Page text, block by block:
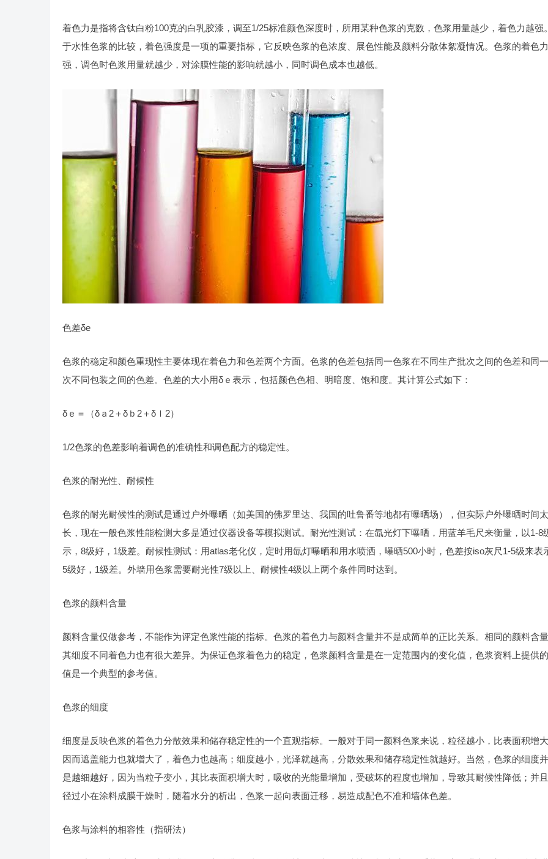
着色力是指将含钛白粉100克的白乳胶漆，调至1/25标准颜色深度时，所用某种色浆的克数，色浆用量越少，着色力越强
于水性色浆的比较，着色强度是一项的重要指标，它反映色浆的色浓度、展色性能及颜料分散体絮凝情况。色浆的着色
强，调色时色浆用量就越少，对涂膜性能的影响就越小，同时调色成本也越低。
色差δe
色浆的稳定和颜色重现性主要体现在着色力和色差两个方面。色浆的色差包括同一色浆在不同生产批次之间的色差和同
次不同包装之间的色差。色差的大小用δｅ表示，包括颜色色相、明暗度、饱和度。其计算公式如下：
δｅ＝（δａ2＋δｂ2＋δｌ2）
1/2色浆的色差影响着调色的准确性和调色配方的稳定性。
色浆的耐光性、耐候性
色浆的耐光耐候性的测试是通过户外曝晒（如美国的佛罗里达、我国的吐鲁番等地都有曝晒场），但实际户外曝晒时间太
长，现在一般色浆性能检测大多是通过仪器设备等模拟测试。耐光性测试：在氙光灯下曝晒，用蓝羊毛尺来衡量，以1-8
示，8级好，1级差。耐候性测试：用atlas老化仪，定时用氙灯曝晒和用水喷洒，曝晒500小时，色差按iso灰尺1-5级来表
5级好，1级差。外墙用色浆需要耐光性7级以上、耐候性4级以上两个条件同时达到。
色浆的颜料含量
颜料含量仅做参考，不能作为评定色浆性能的指标。色浆的着色力与颜料含量并不是成简单的正比关系。相同的颜料含
其细度不同着色力也有很大差异。为保证色浆着色力的稳定，色浆颜料含量是在一定范围内的变化值，色浆资料上提供
值是一个典型的参考值。
色浆的细度
细度是反映色浆的着色力分散效果和储存稳定性的一个直观指标。一般对于同一颜料色浆来说，粒径越小，比表面积增
因而遮盖能力也就增大了，着色力也越高；细度越小，光泽就越高，分散效果和储存稳定性就越好。当然，色浆的细度
是越细越好，因为当粒子变小，其比表面积增大时，吸收的光能量增加，受破坏的程度也增加，导致其耐候性降低；并
径过小在涂料成膜干燥时，随着水分的析出，色浆一起向表面迁移，易造成配色不准和墙体色差。
色浆与涂料的相容性（指研法）